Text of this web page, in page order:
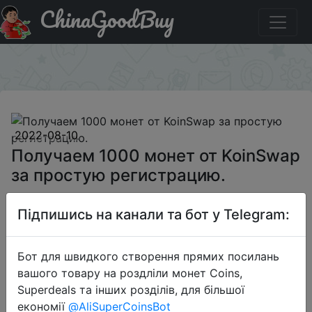
Придбати по акціи Получаем 1000 монет от KoinSwap
за простую регистрацию.
ChinaGoodBuy
2022-08-10
Получаем 1000 монет от KoinSwap
за простую регистрацию.
Free
Халява
Підпишись на канали та бот у Telegram:
Бот для швидкого створення прямих посилань
вашого товару на роздліли монет Coins,
Superdeals та інших розділів, для більшої
економії @AliSuperCoinsBot